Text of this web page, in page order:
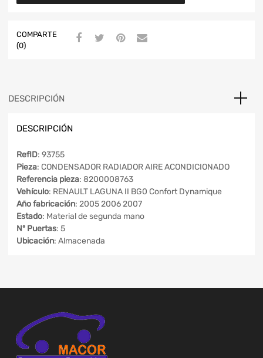
COMPARTE
(0)
DESCRIPCIÓN
DESCRIPCIÓN
RefID: 93755
Pieza: CONDENSADOR RADIADOR AIRE ACONDICIONADO
Referencia pieza: 8200008763
Vehículo: RENAULT LAGUNA II BG0 Confort Dynamique
Año fabricación: 2005 2006 2007
Estado: Material de segunda mano
Nº Puertas: 5
Ubicación: Almacenada